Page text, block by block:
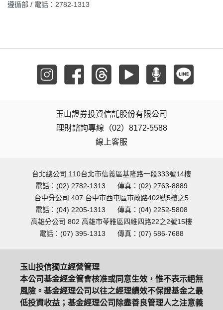
遵循部 / 電話：2782-1313
玉山證券投資信託股份有限公司
理財諮詢專線（02）8172-5588
線上客服
台北總公司 110台北市信義區基隆路一段333號14樓
電話：(02) 2782-1313
傳真：(02) 2763-8889
台中分公司 407 台中市西屯區市政路402號5樓之5
電話：(04) 2205-1313
傳真：(04) 2252-5808
高雄分公司 802 高雄市苓雅區四維四路22之2號15樓
電話：(07) 395-1313
傳真：(07) 586-7688
玉山投信獨立經營管理
本公司基金經金管會核准或同意生效，惟不表示絕無
風險。基金經理公司以往之經理績效不保證基金之最
低投資收益；基金經理公司除盡善良管理人之注意義